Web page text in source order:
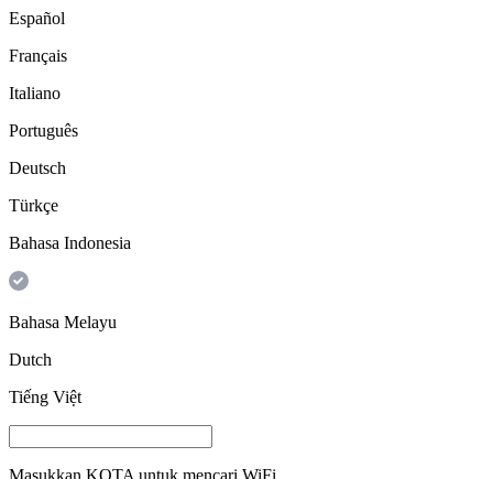
Español
Français
Italiano
Português
Deutsch
Türkçe
Bahasa Indonesia
Bahasa Melayu
Dutch
Tiếng Việt
Masukkan KOTA untuk mencari WiFi